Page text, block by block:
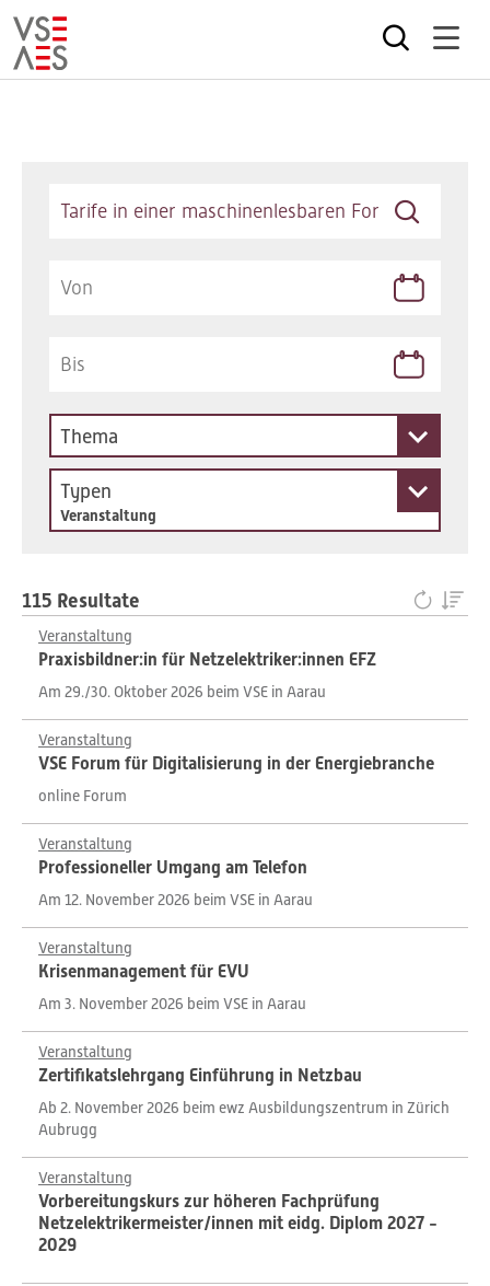
Thema
Typen
Veranstaltung
115 Resultate
Veranstaltung
Praxisbildner:in für Netzelektriker:innen EFZ
Am 29./30. Oktober 2026 beim VSE in Aarau
Veranstaltung
VSE Forum für Digitalisierung in der Energiebranche
online Forum
Veranstaltung
Professioneller Umgang am Telefon
Am 12. November 2026 beim VSE in Aarau
Veranstaltung
Krisenmanagement für EVU
Am 3. November 2026 beim VSE in Aarau
Veranstaltung
Zertifikatslehrgang Einführung in Netzbau
Ab 2. November 2026 beim ewz Ausbildungszentrum in Zürich
Aubrugg
Veranstaltung
Vorbereitungskurs zur höheren Fachprüfung
Netzelektrikermeister/innen mit eidg. Diplom 2027 -
2029